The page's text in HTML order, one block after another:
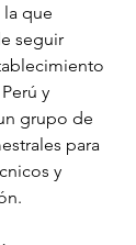
la que
seguir
y
grupo de
para
y